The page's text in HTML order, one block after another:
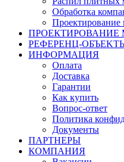
Обработка
Проектирование
ПРОЕКТИРОВАНИЕ
РЕФЕРЕНЦ-
ИНФОРМАЦИЯ
Оплата
Доставка
Гарантии
Как купить
Вопрос-ответ
Политика
Документы
ПАРТНЕРЫ
КОМПАНИЯ